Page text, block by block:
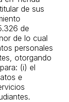
de sus
de
de lo cual
personales
otorgando
(i) el
e